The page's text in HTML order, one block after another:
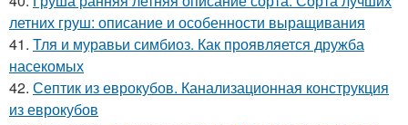
летних груш: описание и особенности выращивания
41. Тля и муравьи симбиоз. Как проявляется дружба
насекомых
42. Септик из еврокубов. Канализационная конструкция
из еврокубов